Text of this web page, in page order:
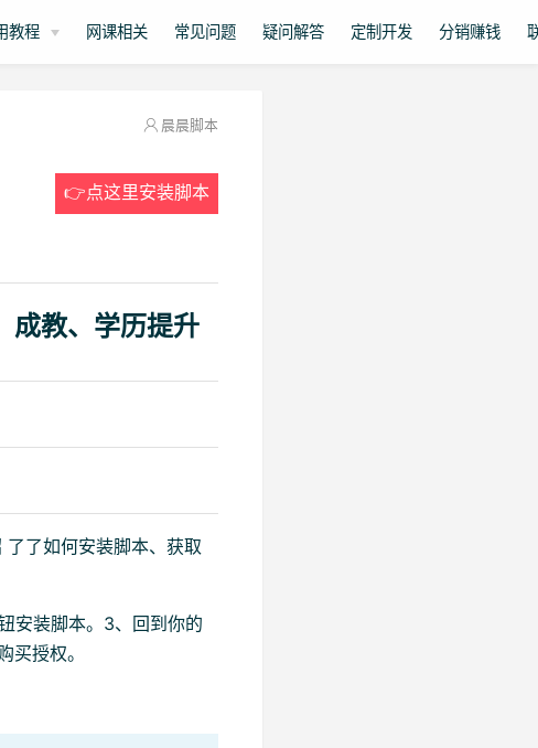
教程 网课相关 常见问题 疑问解答 定制开发 分销赚钱
晨晨脚本
👉点这里安装脚本
成教、学历提升
了如何安装脚本、获取
安装脚本。3、回到你的
买授权。